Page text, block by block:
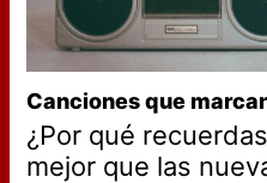
Canciones que
¿Por qué
mejor que las